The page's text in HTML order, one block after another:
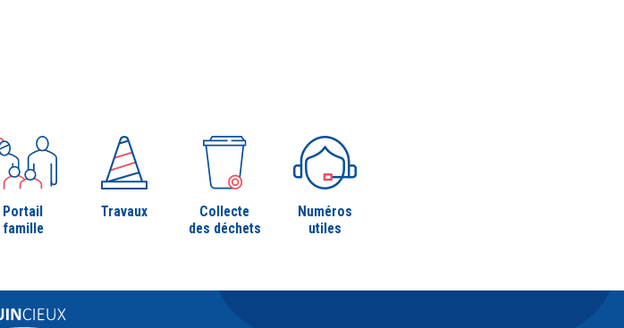
Portail
famille
Travaux
Collecte
des déchets
Numéros
utiles